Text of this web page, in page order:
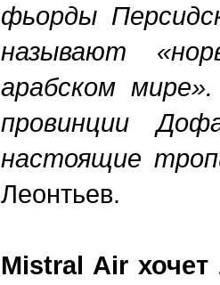
фьорды
называют
арабском
провинции
настоящие
Леонтьев.
Mistral Air